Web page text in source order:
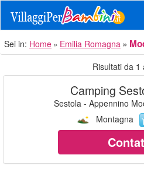
Sei in: Home Emilia Romagna
Risultati da 1
Camping
Sestola - Appennino
Montagna